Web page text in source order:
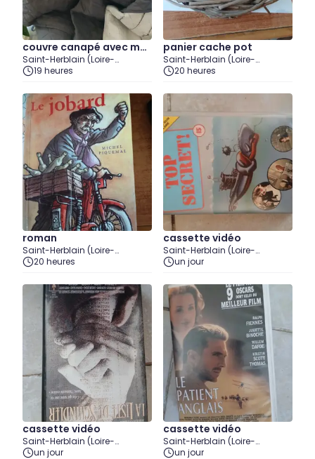
couvre canapé avec mér
idienne -bricolage mais
on à partir d'un couvre-li
Saint-Herblain (Loire-
Atlantique)
19 heures
panier cache pot
Saint-Herblain (Loire-
Atlantique)
20 heures
roman
Saint-Herblain (Loire-
Atlantique)
20 heures
cassette vidéo
Saint-Herblain (Loire-
Atlantique)
un jour
cassette vidéo
Saint-Herblain (Loire-
Atlantique)
un jour
cassette vidéo
Saint-Herblain (Loire-
Atlantique)
un jour